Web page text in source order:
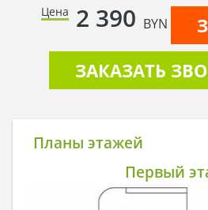
Цена 2 390 BYN
ЗАКАЗАТЬ
Планы этажей
Первый